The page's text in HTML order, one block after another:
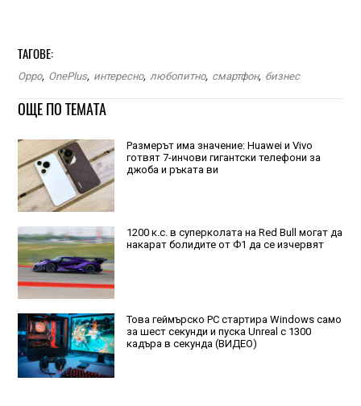
ТАГОВЕ:
Oppo, OnePlus, интересно, любопитно, смартфон, бизнес
ОЩЕ ПО ТЕМАТА
Размерът има значение: Huawei и Vivo
готвят 7-инчови гигантски телефони за
джоба и ръката ви
1200 к.с. в суперколата на Red Bull могат да
накарат болидите от Ф1 да се изчервят
Това геймърско РС стартира Windows само
за шест секунди и пуска Unreal с 1300
кадъра в секунда (ВИДЕО)